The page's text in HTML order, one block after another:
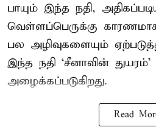
பாயும் இந்த நதி,
வெள்ளப்பெருக்கு
பல அழிவுகளையும்
இந்த நதி ‘சீனாவின்
அழைக்கப்படுகிறது.
Read